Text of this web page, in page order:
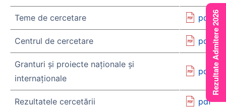
Teme de cercetare pdf
Centrul de cercetare pdf
Granturi și proiecte naţionale şi
internaţionale
pdf
Rezultatele cercetării pdf
Rezultate Admitere 2026